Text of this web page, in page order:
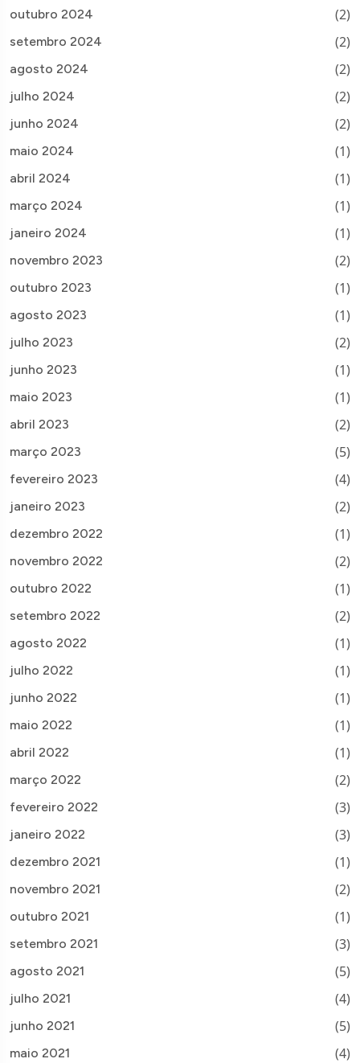
outubro 2024 (2)
setembro 2024 (2)
agosto 2024 (2)
julho 2024 (2)
junho 2024 (2)
maio 2024 (1)
abril 2024 (1)
março 2024 (1)
janeiro 2024 (1)
novembro 2023 (2)
outubro 2023 (1)
agosto 2023 (1)
julho 2023 (2)
junho 2023 (1)
maio 2023 (1)
abril 2023 (2)
março 2023 (5)
fevereiro 2023 (4)
janeiro 2023 (2)
dezembro 2022 (1)
novembro 2022 (2)
outubro 2022 (1)
setembro 2022 (2)
agosto 2022 (1)
julho 2022 (1)
junho 2022 (1)
maio 2022 (1)
abril 2022 (1)
março 2022 (2)
fevereiro 2022 (3)
janeiro 2022 (3)
dezembro 2021 (1)
novembro 2021 (2)
outubro 2021 (1)
setembro 2021 (3)
agosto 2021 (5)
julho 2021 (4)
junho 2021 (5)
maio 2021 (4)